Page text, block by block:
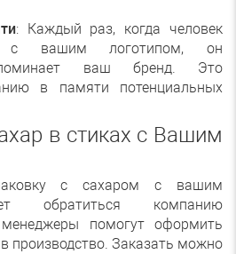
: Каждый раз, когда человек
с вашим логотипом, он
ваш бренд. Это
в памяти потенциальных
в стиках с Вашим
с сахаром с вашим
обратиться компанию
помогут оформить
в производство. Заказать можно